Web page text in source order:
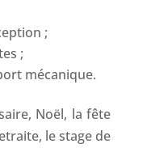
;
;
mécanique.
Noël, la fête
le stage de